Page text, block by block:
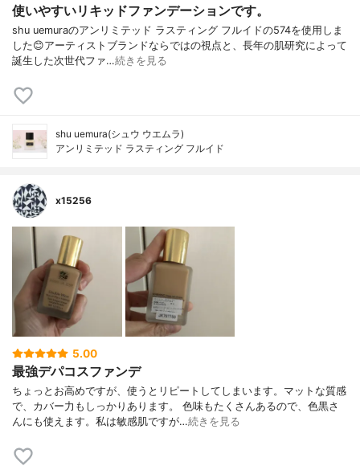
使いやすいリキッドファンデーションです。
shu uemuraのアンリミテッド ラスティング フルイドの574を使用しま
した😊アーティストブランドならではの視点と、長年の肌研究によって
誕生した次世代ファ…続きを見る
shu uemura(シュウ ウエムラ)
アンリミテッド ラスティング フルイド
x15256
5.00
最強デパコスファンデ
ちょっとお高めですが、使うとリピートしてしまいます。マットな質感
で、カバー力もしっかりあります。 色味もたくさんあるので、色黒さ
んにも使えます。私は敏感肌ですが…続きを見る